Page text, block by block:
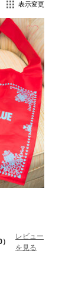
表示変更
レビュー
を見る